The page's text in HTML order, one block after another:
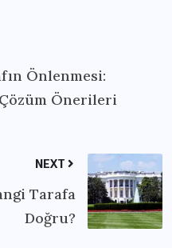
Önlenmesi:
Önerileri
NEXT
Tarafa
Doğru?